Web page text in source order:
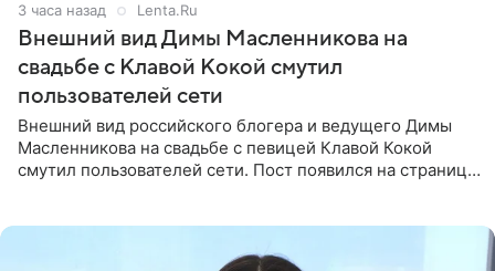
3 часа назад Lenta.Ru
Внешний вид Димы Масленникова на
свадьбе с Клавой Кокой смутил
пользователей сети
Внешний вид российского блогера и ведущего Димы
Масленникова на свадьбе с певицей Клавой Кокой
смутил пользователей сети. Пост появился на странице